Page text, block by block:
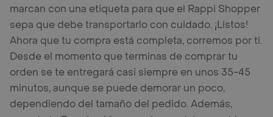
marcan con una etiqueta para que el Rappi Shopper
sepa que debe transportarlo con cuidado. ¡Listos!
Ahora que tu compra está completa, corremos por ti.
Desde el momento que terminas de comprar tu
orden se te entregará casi siempre en unos 35-45
minutos, aunque se puede demorar un poco,
dependiendo del tamaño del pedido. Además,